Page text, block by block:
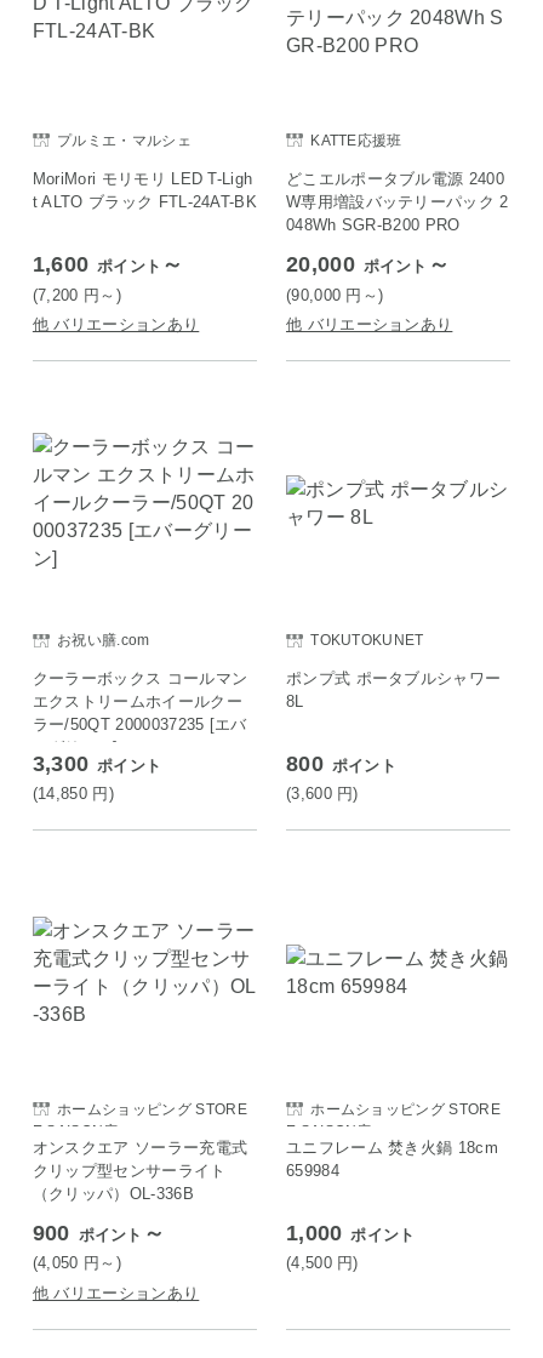
プルミエ・マルシェ
MoriMori モリモリ LED T-Ligh
t ALTO ブラック FTL-24AT-BK
1,600 ポイント ～
(7,200 円 ～)
他 バリエーションあり
KATTE応援班
どこエルポータブル電源 2400
W専用増設バッテリーパック 2
048Wh SGR-B200 PRO
20,000 ポイント ～
(90,000 円 ～)
他 バリエーションあり
お祝い膳.com
クーラーボックス コールマン
エクストリームホイールクー
ラー/50QT 2000037235 [エバ
ーグリーン]
3,300 ポイント
(14,850 円 )
TOKUTOKUNET
ポンプ式 ポータブルシャワー
8L
800 ポイント
(3,600 円)
ホームショッピング STORE
E SAISON店
オンスクエア ソーラー充電式
クリップ型センサーライト
（クリッパ）OL-336B
900 ポイント ～
(4,050 円 ～)
他 バリエーションあり
ホームショッピング STORE
E SAISON店
ユニフレーム 焚き火鍋 18cm
659984
1,000 ポイント
(4,500 円)